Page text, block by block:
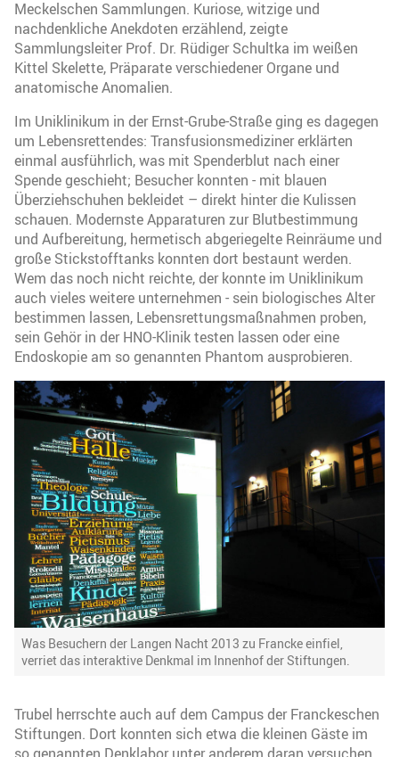
Meckelschen Sammlungen. Kuriose, witzige und
nachdenkliche Anekdoten erzählend, zeigte
Sammlungsleiter Prof. Dr. Rüdiger Schultka im weißen
Kittel Skelette, Präparate verschiedener Organe und
anatomische Anomalien.
Im Uniklinikum in der Ernst-Grube-Straße ging es dagegen
um Lebensrettendes: Transfusionsmediziner erklärten
einmal ausführlich, was mit Spenderblut nach einer
Spende geschieht; Besucher konnten - mit blauen
Überziehschuhen bekleidet – direkt hinter die Kulissen
schauen. Modernste Apparaturen zur Blutbestimmung
und Aufbereitung, hermetisch abgeriegelte Reinräume und
große Stickstofftanks konnten dort bestaunt werden.
Wem das noch nicht reichte, der konnte im Uniklinikum
auch vieles weitere unternehmen - sein biologisches Alter
bestimmen lassen, Lebensrettungsmaßnahmen proben,
sein Gehör in der HNO-Klinik testen lassen oder eine
Endoskopie am so genannten Phantom ausprobieren.
Was Besuchern der Langen Nacht 2013 zu Francke einfiel,
verriet das interaktive Denkmal im Innenhof der Stiftungen.
Trubel herrschte auch auf dem Campus der Franckeschen
Stiftungen. Dort konnten sich etwa die kleinen Gäste im